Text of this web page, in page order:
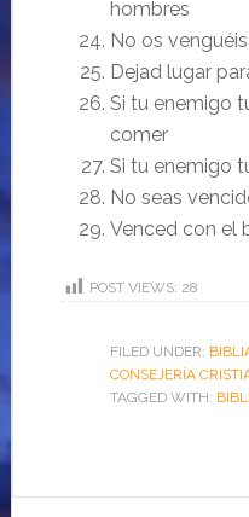
hombres
No os
Dejad lugar
Si tu enemigo
comer
Si tu enemigo
No seas
Venced con el
POST VIEWS: 28
FILED UNDER:
CONSEJERÍA
TAGGED WITH: